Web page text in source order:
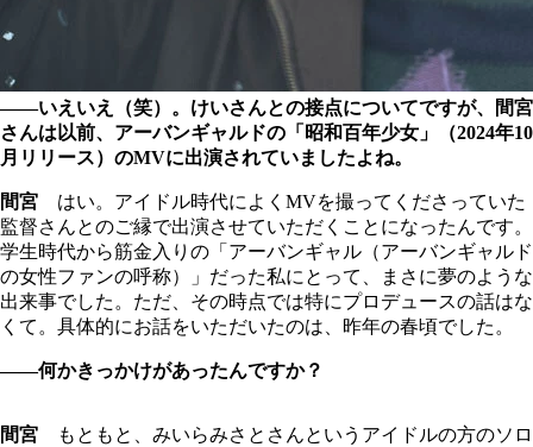
――いえいえ（笑）。けいさんとの接点についてですが、間宮
さんは以前、アーバンギャルドの「昭和百年少女」（2024年10
月リリース）のMVに出演されていましたよね。
間宮 はい。アイドル時代によくMVを撮ってくださっていた
監督さんとのご縁で出演させていただくことになったんです。
学生時代から筋金入りの「アーバンギャル（アーバンギャルド
の女性ファンの呼称）」だった私にとって、まさに夢のような
出来事でした。ただ、その時点では特にプロデュースの話はな
くて。具体的にお話をいただいたのは、昨年の春頃でした。
――何かきっかけがあったんですか？
間宮 もともと、みいらみさとさんというアイドルの方のソロ